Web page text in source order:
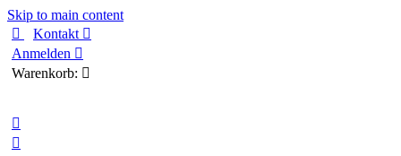
Skip to main content

Kontakt 
Anmelden 
Warenkorb: 

